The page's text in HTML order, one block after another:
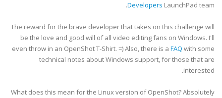
Developers LaunchPad team.
The reward for the brave developer that takes on this challenge will
be the love and good will of all video editing fans on Windows. I'll
even throw in an OpenShot T-Shirt. =) Also, there is a FAQ with some
technical notes about Windows support, for those that are
interested.
What does this mean for the Linux version of OpenShot? Absolutely